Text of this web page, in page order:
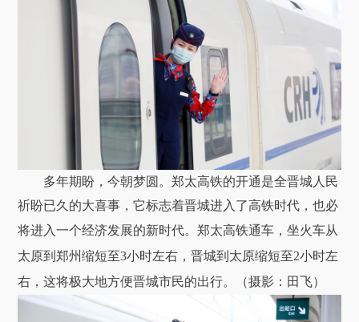
多年期盼，今朝梦圆。郑太高铁的开通是全晋城人民
祈盼已久的大喜事，它标志着晋城进入了高铁时代，也必
将进入一个经济发展的新时代。 郑太高铁通车，坐火车从
太原到郑州缩短至3小时左右，晋城到太原缩短至2小时左
右，这将极大地方便晋城市民的出行。
（摄影：田飞）